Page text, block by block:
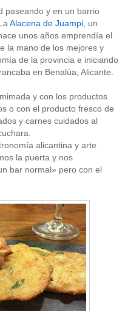
paseando y en un barrio
Alacena de Juampi , un
unos años emprendía el
la mano de los mejores y
de la provincia e iniciando
en Benalúa, Alicante.
y con los productos
o con el producto fresco de
y carnes cuidados al
alicantina y arte
la puerta y nos
bar normal» pero con el